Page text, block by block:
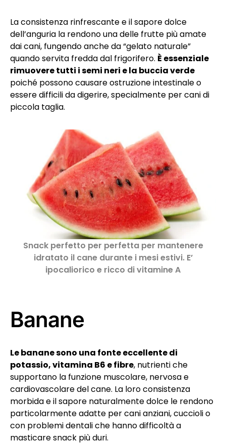
La consistenza rinfrescante e il sapore dolce
dell’anguria la rendono una delle frutte più amate
dai cani, fungendo anche da “gelato naturale”
quando servita fredda dal frigorifero. È essenziale
rimuovere tutti i semi neri e la buccia verde
poiché possono causare ostruzione intestinale o
essere difficili da digerire, specialmente per cani di
piccola taglia.
Snack perfetto per perfetta per mantenere
idratato il cane durante i mesi estivi. E’
ipocaliorico e ricco di vitamine A
Banane
Le banane sono una fonte eccellente di
potassio, vitamina B6 e fibre, nutrienti che
supportano la funzione muscolare, nervosa e
cardiovascolare del cane. La loro consistenza
morbida e il sapore naturalmente dolce le rendono
particolarmente adatte per cani anziani, cuccioli o
con problemi dentali che hanno difficoltà a
masticare snack più duri.